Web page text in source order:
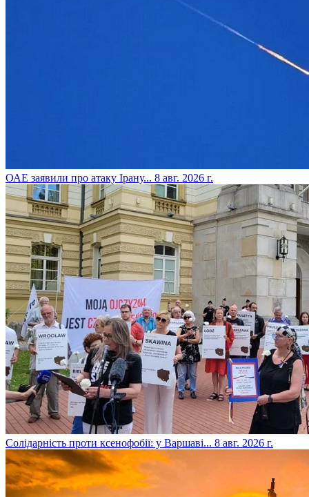
​ОАЕ заявили про атаку Ірану... 8 авг. 2026 г.
​Солідарність проти ксенофобії: у Варшаві... 8 авг. 2026 г.